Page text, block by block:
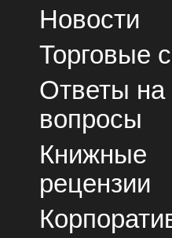
Новости
Торговые
Ответы на
вопросы
Книжные
рецензии